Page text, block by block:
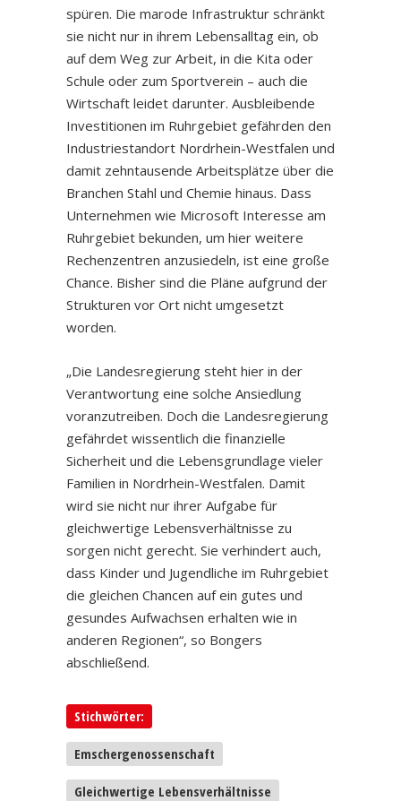
spüren. Die marode Infrastruktur schränkt
sie nicht nur in ihrem Lebensalltag ein, ob
auf dem Weg zur Arbeit, in die Kita oder
Schule oder zum Sportverein – auch die
Wirtschaft leidet darunter. Ausbleibende
Investitionen im Ruhrgebiet gefährden den
Industriestandort Nordrhein-Westfalen und
damit zehntausende Arbeitsplätze über die
Branchen Stahl und Chemie hinaus. Dass
Unternehmen wie Microsoft Interesse am
Ruhrgebiet bekunden, um hier weitere
Rechenzentren anzusiedeln, ist eine große
Chance. Bisher sind die Pläne aufgrund der
Strukturen vor Ort nicht umgesetzt
worden.
„Die Landesregierung steht hier in der
Verantwortung eine solche Ansiedlung
voranzutreiben. Doch die Landesregierung
gefährdet wissentlich die finanzielle
Sicherheit und die Lebensgrundlage vieler
Familien in Nordrhein-Westfalen. Damit
wird sie nicht nur ihrer Aufgabe für
gleichwertige Lebensverhältnisse zu
sorgen nicht gerecht. Sie verhindert auch,
dass Kinder und Jugendliche im Ruhrgebiet
die gleichen Chancen auf ein gutes und
gesundes Aufwachsen erhalten wie in
anderen Regionen“, so Bongers
abschließend.
Stichwörter:
Emschergenossenschaft
Gleichwertige Lebensverhältnisse